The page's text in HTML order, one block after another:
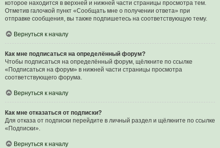
которое находится в верхней и нижней части страницы просмотра тем.
Отметив галочкой пункт «Сообщать мне о получении ответа» при
отправке сообщения, вы также подпишетесь на соответствующую тему.
Вернуться к началу
Как мне подписаться на определённый форум?
Чтобы подписаться на определённый форум, щёлкните по ссылке
«Подписаться на форум» в нижней части страницы просмотра
соответствующего форума.
Вернуться к началу
Как мне отказаться от подписки?
Для отказа от подписки перейдите в личный раздел и щёлкните по ссылке
«Подписки».
Вернуться к началу